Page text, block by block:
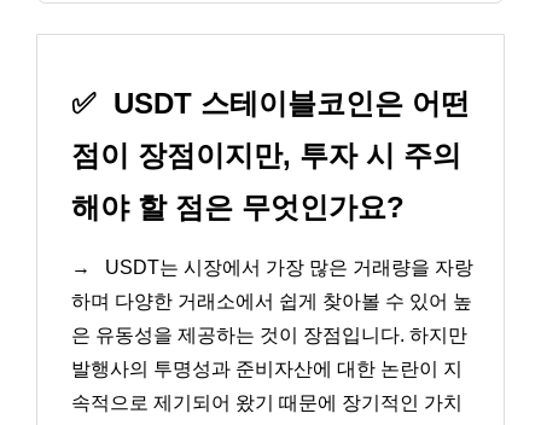
✅ USDT 스테이블코인은 어떤
점이 장점이지만, 투자 시 주의
해야 할 점은 무엇인가요?
→
USDT는 시장에서 가장 많은 거래량을 자랑
하며 다양한 거래소에서 쉽게 찾아볼 수 있어 높
은 유동성을 제공하는 것이 장점입니다. 하지만
발행사의 투명성과 준비자산에 대한 논란이 지
속적으로 제기되어 왔기 때문에 장기적인 가치